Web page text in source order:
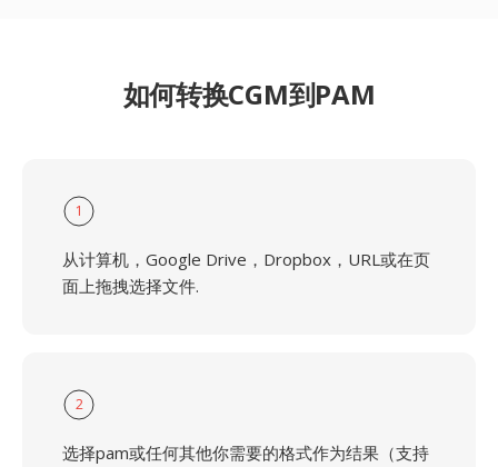
如何转换CGM到PAM
1
从计算机，Google Drive，Dropbox，URL或在页
面上拖拽选择文件.
2
选择pam或任何其他你需要的格式作为结果（支持